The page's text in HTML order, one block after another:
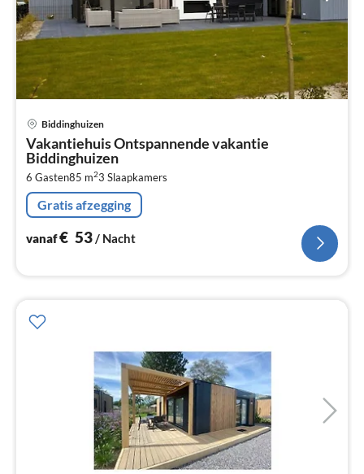
Biddinghuizen
Vakantiehuis Ontspannende vakantie
Biddinghuizen
6 Gasten85 m23 Slaapkamers
Gratis afzegging
vanaf€ 53/ Nacht